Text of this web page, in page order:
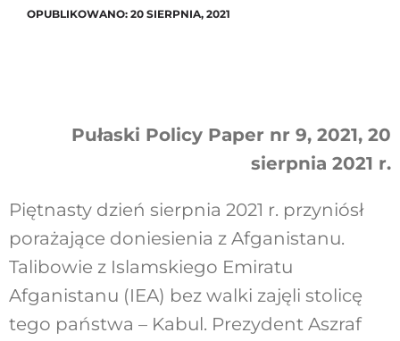
OPUBLIKOWANO: 20 SIERPNIA, 2021
Pułaski Policy Paper nr 9, 2021, 20
sierpnia 2021 r.
Piętnasty dzień sierpnia 2021 r. przyniósł
porażające doniesienia z Afganistanu.
Talibowie z Islamskiego Emiratu
Afganistanu (IEA) bez walki zajęli stolicę
tego państwa – Kabul. Prezydent Aszraf